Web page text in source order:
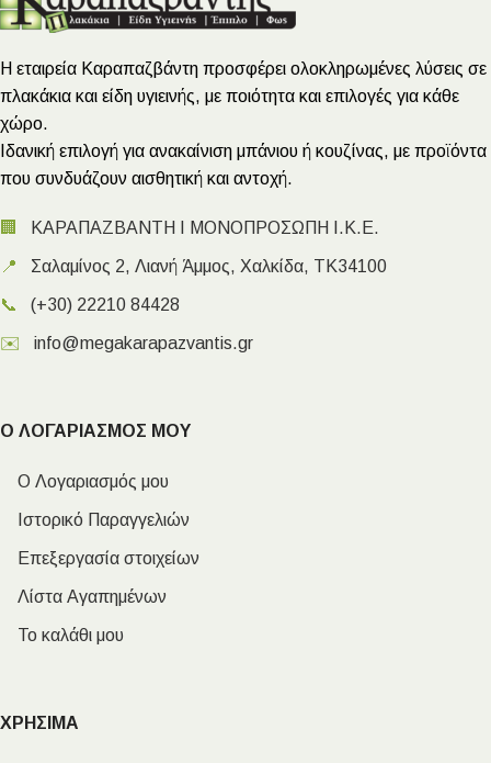
Η εταιρεία Καραπαζβάντη προσφέρει ολοκληρωμένες λύσεις σε
πλακάκια και είδη υγιεινής, με ποιότητα και επιλογές για κάθε
χώρο.
Ιδανική επιλογή για ανακαίνιση μπάνιου ή κουζίνας, με προϊόντα
που συνδυάζουν αισθητική και αντοχή.
🏢 ΚΑΡΑΠΑΖΒΑΝΤΗ Ι ΜΟΝΟΠΡΟΣΩΠΗ Ι.Κ.Ε.
📍 Σαλαμίνος 2, Λιανή Άμμος, Χαλκίδα, ΤΚ34100
📞 (+30) 22210 84428
✉️ info@megakarapazvantis.gr
Ο ΛΟΓΑΡΙΑΣΜΟΣ ΜΟΥ
Ο Λογαριασμός μου
Ιστορικό Παραγγελιών
Επεξεργασία στοιχείων
Λίστα Αγαπημένων
Το καλάθι μου
ΧΡΗΣΙΜΑ